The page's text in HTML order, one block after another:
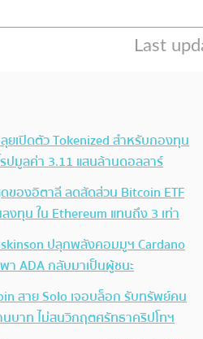
ยเปิดตัว Tokenized สำหรับกองทุน
ปมูลค่า 3.11 แสนล้านดอลลาร์
ของอิตาลี ลดสัดส่วน Bitcoin ETF
งทุน ใน Ethereum แทนถึง 3 เท่า
ปลุกพลังคอมมูฯ Cardano
า ADA กลับมาเป็นผู้ชนะ
สาย Solo เจอบล็อก รับทรัพย์คน
นบาท ไม่สนวิกฤตศรัทธาคริปโทฯ